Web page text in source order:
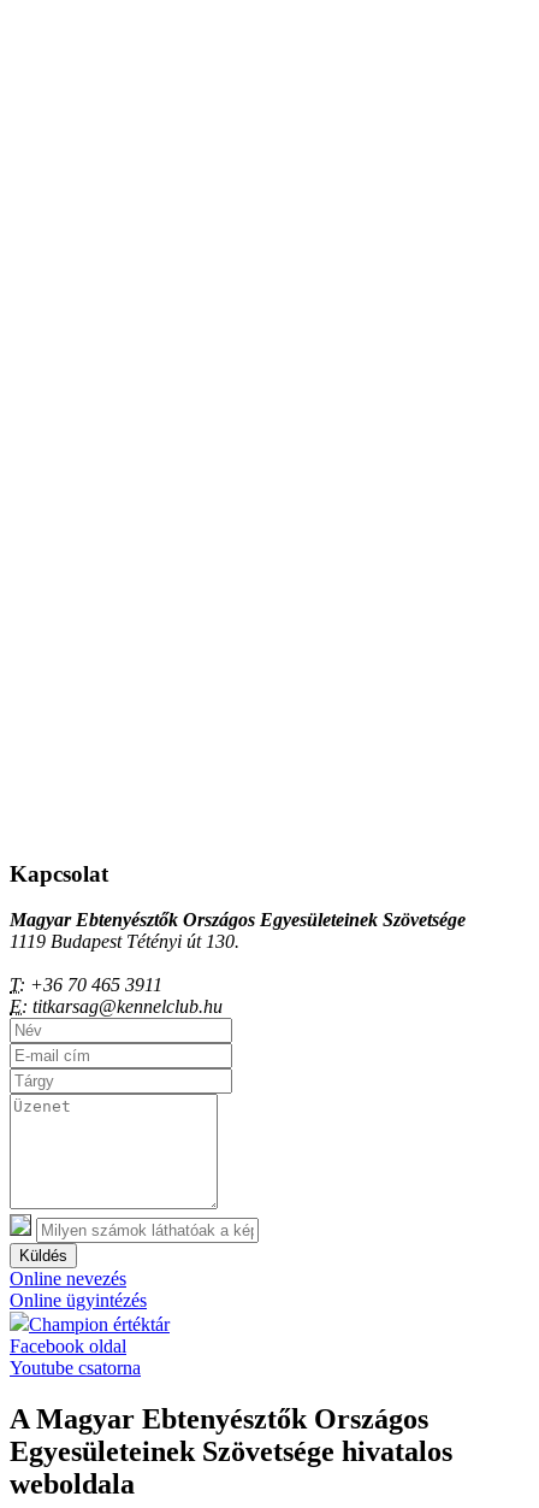
Kapcsolat
Magyar Ebtenyésztők Országos Egyesületeinek Szövetsége
1119 Budapest Tétényi út 130.
T: +36 70 465 3911
E: titkarsag@kennelclub.hu
Küldés
Online nevezés
Online ügyintézés
Champion értéktár
Facebook oldal
Youtube csatorna
A Magyar Ebtenyésztők Országos
Egyesületeinek Szövetsége hivatalos
weboldala